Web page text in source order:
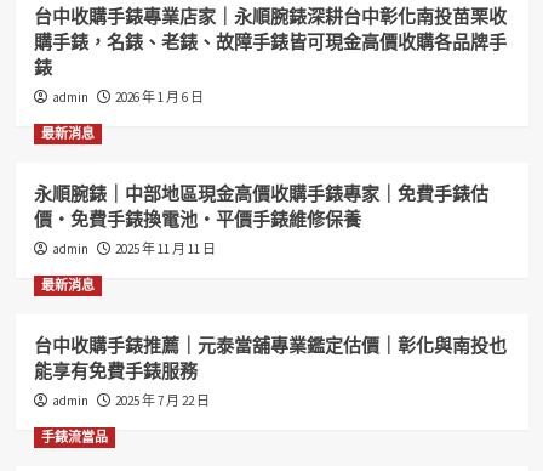
台中收購手錶專業店家｜永順腕錶深耕台中彰化南投苗栗收
購手錶，名錶、老錶、故障手錶皆可現金高價收購各品牌手
錶
admin 2026 年 1 月 6 日
最新消息
永順腕錶｜中部地區現金高價收購手錶專家｜免費手錶估
價・免費手錶換電池・平價手錶維修保養
admin 2025 年 11 月 11 日
最新消息
台中收購手錶推薦｜元泰當舖專業鑑定估價｜彰化與南投也
能享有免費手錶服務
admin 2025 年 7 月 22 日
手錶流當品